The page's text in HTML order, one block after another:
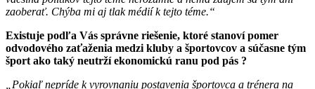
zaoberať. Chýba mi aj tlak médií k tejto téme.“
Existuje podľa Vás správne riešenie, ktoré stanoví pomer
odvodového zaťaženia medzi kluby a športovcov a súčasne tým
šport ako taký neutrží ekonomickú ranu pod pás ?
„Pokiaľ nepríde k vyrovnaniu postavenia športovca a trénera na